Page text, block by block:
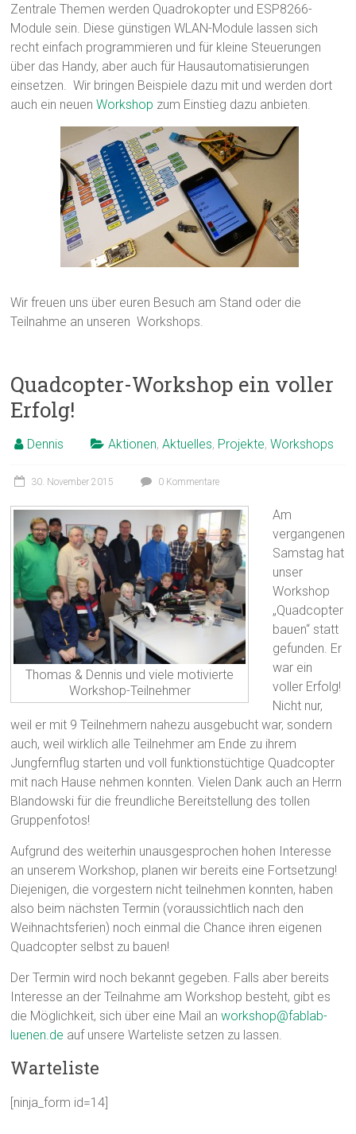
Zentrale Themen werden Quadrokopter und ESP8266-
Module sein. Diese günstigen WLAN-Module lassen sich
recht einfach programmieren und für kleine Steuerungen
über das Handy, aber auch für Hausautomatisierungen
einsetzen. Wir bringen Beispiele dazu mit und werden dort
auch ein neuenWorkshop zum Einstieg dazu anbieten.
Wir freuen uns über euren Besuch am Stand oder die
Teilnahme an unseren Workshops.
Quadcopter-Workshop ein voller
Erfolg!
Dennis Aktionen,Aktuelles, Projekte,Workshops
30. November 2015 0 Kommentare
Thomas & Dennis und viele motivierte
Workshop-Teilnehmer
Am
vergangenen
Samstag hat
unser
Workshop
„Quadcopter
bauen“ statt
gefunden. Er
war ein
voller Erfolg!
Nicht nur,
weil er mit 9 Teilnehmern nahezu ausgebucht war, sondern
auch, weil wirklich alle Teilnehmer am Ende zu ihrem
Jungfernflug starten und voll funktionstüchtige Quadcopter
mit nach Hause nehmen konnten. Vielen Dank auch an Herrn
Blandowski für die freundliche Bereitstellung des tollen
Gruppenfotos!
Aufgrund des weiterhin unausgesprochen hohen Interesse
an unserem Workshop, planen wir bereits eine Fortsetzung!
Diejenigen, die vorgestern nicht teilnehmen konnten, haben
also beim nächsten Termin (voraussichtlich nach den
Weihnachtsferien) noch einmal die Chance ihren eigenen
Quadcopter selbst zu bauen!
Der Termin wird noch bekannt gegeben. Falls aber bereits
Interesse an der Teilnahme am Workshop besteht, gibt es
die Möglichkeit, sich über eine Mail anworkshop@fablab-
luenen.de auf unsere Warteliste setzen zu lassen.
Warteliste
[ninja_form id=14]